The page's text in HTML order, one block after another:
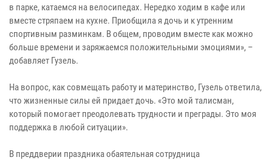
в парке, катаемся на велосипедах. Нередко ходим в кафе или
вместе стряпаем на кухне. Приобщила я дочь и к утренним
спортивным разминкам. В общем, проводим вместе как можно
больше времени и заряжаемся положительными эмоциями», –
добавляет Гузель.
На вопрос, как совмещать работу и материнство, Гузель ответила,
что жизненные силы ей придает дочь. «Это мой талисман,
который помогает преодолевать трудности и преграды. Это моя
поддержка в любой ситуации».
В преддверии праздника обаятельная сотрудница